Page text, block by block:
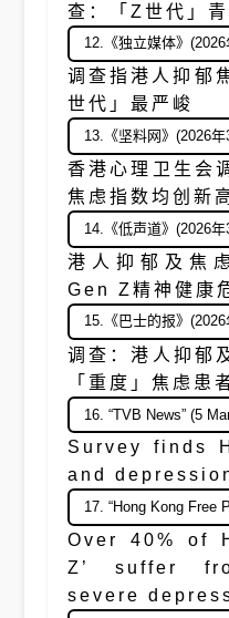
查：「Z世代」
12.《独立媒体》
调查指港人抑郁
世代」最严峻
13.《坚料网》(2026年
香港心理卫生会
焦虑指数均创新
14.《低声道》(2026年
港人抑郁及焦
Gen Z精神健康
15.《巴士的报》
调查：港人抑郁
「重度」焦虑患
16. “TVB News” (5
Survey finds
and
17. “Hong Kong Free
Over 40% of
Z’ suffer
severe